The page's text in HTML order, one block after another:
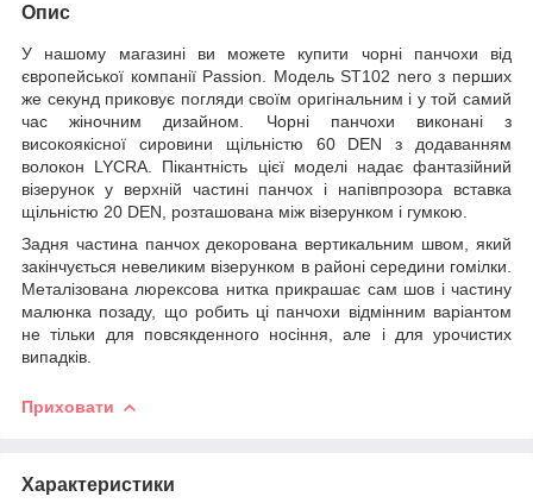
Опис
У нашому магазині ви можете купити чорні панчохи від
європейської компанії Passion. Модель ST102 nero з перших
же секунд приковує погляди своїм оригінальним і у той самий
час жіночним дизайном. Чорні панчохи виконані з
високоякісної сировини щільністю 60 DEN з додаванням
волокон LYCRA. Пікантність цієї моделі надає фантазійний
візерунок у верхній частині панчох і напівпрозора вставка
щільністю 20 DEN, розташована між візерунком і гумкою.
Задня частина панчох декорована вертикальним швом, який
закінчується невеликим візерунком в районі середини гомілки.
Металізована люрексова нитка прикрашає сам шов і частину
малюнка позаду, що робить ці панчохи відмінним варіантом
не тільки для повсякденного носіння, але і для урочистих
випадків.
Приховати
Характеристики